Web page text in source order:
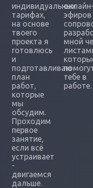
индивидуальных
тарифах,
на основе
твоего
проекта я
готовлюсь
и
подготавливаю
план
работ,
которые
мы
обсудим.
Проходим
первое
занятие,
если всё
устраивает
-
двигаемся
дальше.
онлайн-
эфиров
мной
тебе в
работе.